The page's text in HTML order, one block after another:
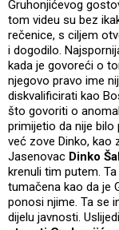
Gruhonjićevog
tom videu su bez
rečenice, s ciljem
i dogodilo.
kada je govoreći o
njegovo pravo ime
diskvalificirati kao
što govoriti o
primijetio da nije bilo
već zove Dinko, kao
Jasenovac Dinko
krenuli tim putem.
tumačena kao da je
ponosi njime. Ta se
dijelu javnosti.